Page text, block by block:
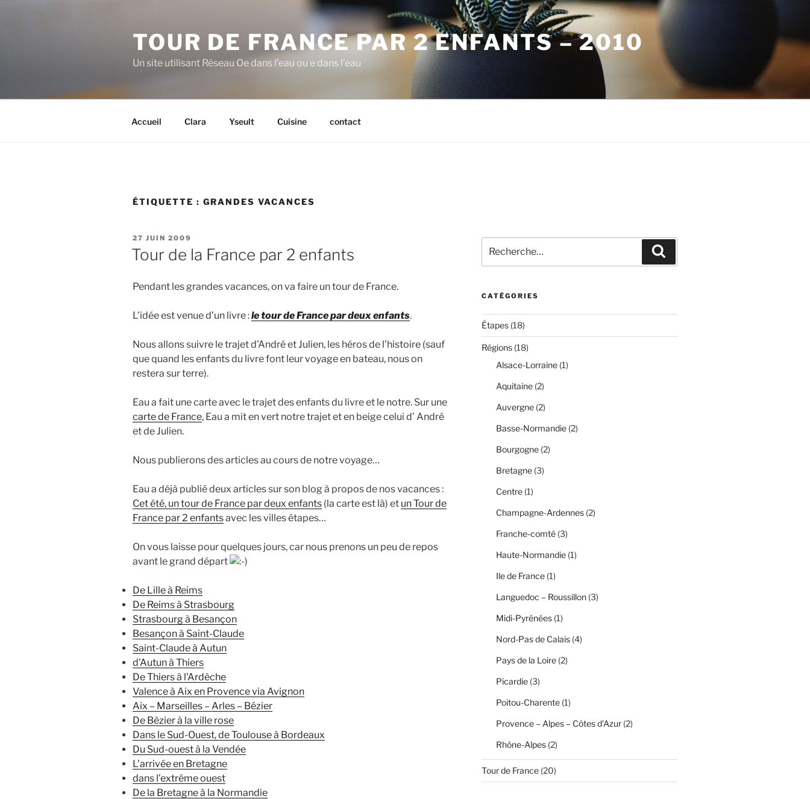
TOUR DE FRANCE PAR 2 ENFANTS – 2010
Un site utilisant Réseau Oe dans l’eau ou e dans l’eau
Accueil Clara Yseult Cuisine contact
ÉTIQUETTE : GRANDES VACANCES
PUBLIÉ
LE
27 JUIN 2009
Tour de la France par 2 enfants
Pendant les grandes vacances, on va faire un tour de France.
L’idée est venue d’un livre :le tour de France par deux enfants.
Nous allons suivre le trajet d’André et Julien, les héros de l’histoire (sauf
que quand les enfants du livre font leur voyage en bateau, nous on
restera sur terre).
Eau a fait une carte avec le trajet des enfants du livre et le notre. Sur une
carte de France, Eau a mit en vert notre trajet et en beige celui d’ André
et de Julien.
Nous publierons des articles au cours de notre voyage…
Eau a déjà publié deux articles sur son blog à propos de nos vacances :
Cet été, un tour de France par deux enfants (la carte est là) et un Tour de
France par 2 enfantsavec les villes étapes…
On vous laisse pour quelques jours, car nous prenons un peu de repos
avant le grand départ
De Lille à Reims
De Reims à Strasbourg
Strasbourg à Besançon
Besançon à Saint-Claude
Saint-Claude à Autun
d’Autun à Thiers
De Thiers à l’Ardèche
Valence à Aix en Provence via Avignon
Aix – Marseilles – Arles – Bézier
De Bèzier à la ville rose
Dans le Sud-Ouest, de Toulouse à Bordeaux
Du Sud-ouest à la Vendée
L’arrivée en Bretagne
dans l’extrême ouest
De la Bretagne à la Normandie
pour
:
CATÉGORIES
Étapes(18)
Régions(18)
Alsace-Lorraine(1)
Aquitaine(2)
Auvergne(2)
Basse-Normandie(2)
Bourgogne(2)
Bretagne(3)
Centre(1)
Champagne-Ardennes(2)
Franche-comté(3)
Haute-Normandie(1)
Ile de France(1)
Languedoc – Roussillon(3)
Midi-Pyrénées(1)
Nord-Pas de Calais(4)
Pays de la Loire(2)
Picardie(3)
Poitou-Charente(1)
Provence – Alpes – Côtes d'Azur(2)
Rhône-Alpes(2)
Tour de France(20)